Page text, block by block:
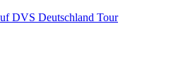
DVS Deutschland Tour